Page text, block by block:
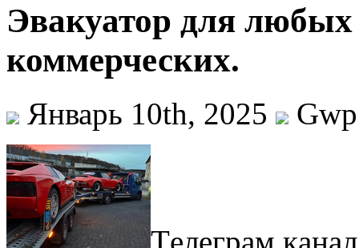
Эвакуатор для любых
коммерческих.
Январь 10th, 2025 Gwp
Тeлeгрaм